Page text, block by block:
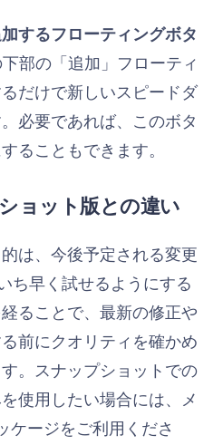
するフローティングボタ
部の「追加」フローティ
だけで新しいスピードダ
必要であれば、このボタ
ることもできます。
ョット版との違い
は、今後予定される変更
ち早く試せるようにする
ることで、最新の修正や
前にクオリティを確かめ
。スナップショットでの
使用したい場合には、メ
ケージをご利用くださ